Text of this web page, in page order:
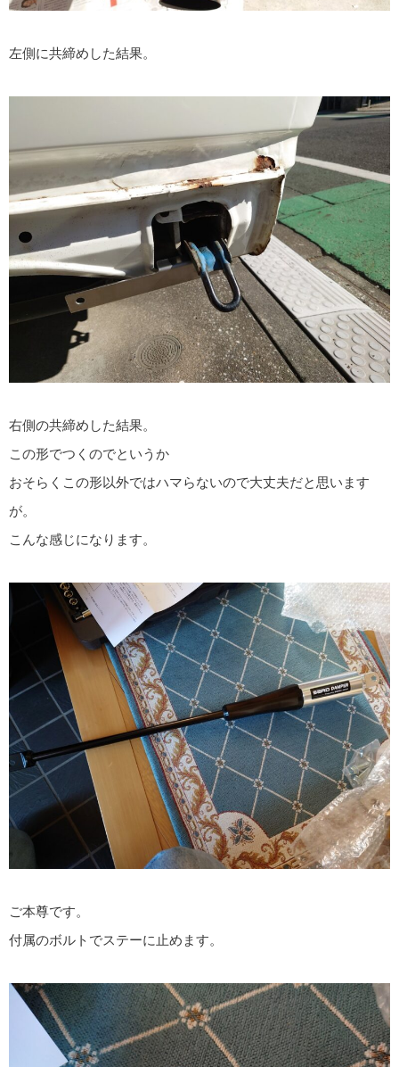
左側に共締めした結果。
右側の共締めした結果。
この形でつくのでというか
おそらくこの形以外ではハマらないので大丈夫だと思います
が。
こんな感じになります。
ご本尊です。
付属のボルトでステーに止めます。